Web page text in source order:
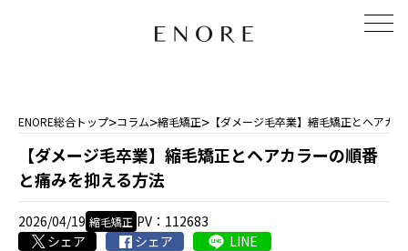
ENORE総合トップ>コラム>縮毛矯正> 【ダメージ毛卒業】縮毛矯正とヘアカ
【ダメージ毛卒業】縮毛矯正とヘアカラーの順番
と痛みを抑える方法
2026/04/19 縮毛矯正 PV：112683
シェア
シェア LINE